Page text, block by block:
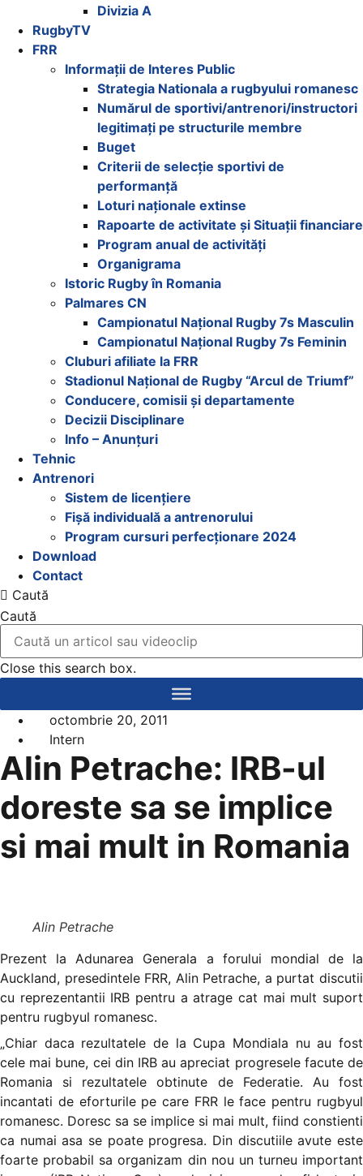
Divizia A
RugbyTV
FRR
Informații de Interes Public
Strategia Nationala a rugbyului romanesc
Numărul de sportivi/antrenori/instructori
legitimați pe structurile membre
Buget
Criterii de selecție sportivi de
performanță
Loturi naționale extinse
Rapoarte de activitate și Situații financiare
Program anual de activități
Organigrama
Istoric Rugby în Romania
Palmares CN
Campionatul Național Rugby 7s Masculin
Campionatul Național Rugby 7s Feminin
Cluburi afiliate la FRR
Stadionul Național de Rugby “Arcul de Triumf”
Conducere, comisii și departamente
Decizii Disciplinare
Info – Anunțuri
Tehnic
Antrenori
Sistem de licențiere
Fișă individuală a antrenorului
Program cursuri perfecționare 2024
Download
Contact
Caută
Caută
Close this search box.
octombrie 20, 2011
Intern
Alin Petrache: IRB-ul
doreste sa se implice
si mai mult in Romania
Alin Petrache
Prezent la Adunarea Generala a forului mondial de la
Auckland, presedintele FRR, Alin Petrache, a purtat discutii
cu reprezentantii IRB pentru a atrage cat mai mult suport
pentru rugbyul romanesc.
„Chiar daca rezultatele de la Cupa Mondiala nu au fost
cele mai bune, cei din IRB au apreciat progresele facute de
Romania si rezultatele obtinute de Federatie. Au fost
incantati de eforturile pe care FRR le face pentru rugbyul
romanesc. Doresc sa se implice si mai mult, fiind constienti
ca numai asa se poate progresa. Din discutiile avute este
foarte probabil sa organizam din nou un turneu important